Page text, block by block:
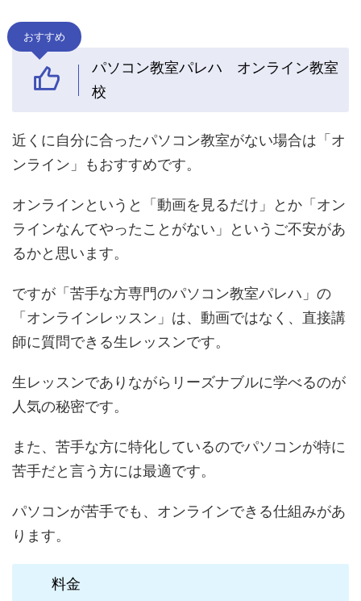
おすすめ
パソコン教室パレハ オンライン教室
校
近くに自分に合ったパソコン教室がない場合は「オ
ンライン」もおすすめです。
オンラインというと「動画を見るだけ」とか「オン
ラインなんてやったことがない」というご不安があ
るかと思います。
ですが「苦手な方専門のパソコン教室パレハ」の
「オンラインレッスン」は、動画ではなく、直接講
師に質問できる生レッスンです。
生レッスンでありながらリーズナブルに学べるのが
人気の秘密です。
また、苦手な方に特化しているのでパソコンが特に
苦手だと言う方には最適です。
パソコンが苦手でも、オンラインできる仕組みがあ
ります。
料金